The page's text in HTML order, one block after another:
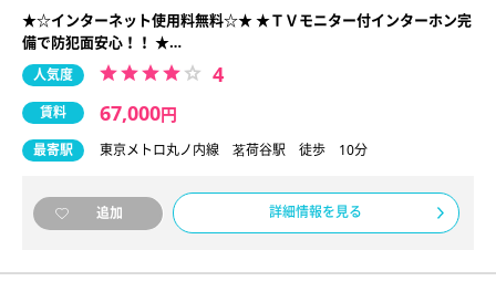
★☆インターネット使用料無料☆★ ★ＴＶモニター付インターホン完
備で防犯面安心！！ ★…
人気度 4
賃料 67,000円
最寄駅 東京メトロ丸ノ内線 茗荷谷駅 徒歩 10分
追加 詳細情報を見る